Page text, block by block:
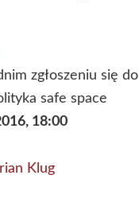
zgłoszeniu się do
safe space
18:00
Klug